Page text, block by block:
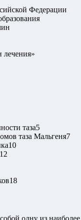
Федерации
лечения»
таза5
таза Мальгеня7
10
12
18